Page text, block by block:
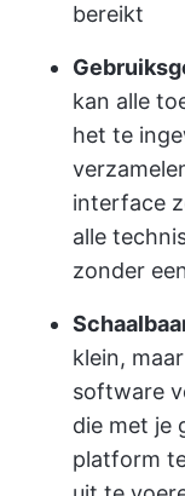
bereikt
kan alle
het te
interface
alle
zonder
klein,
software
die met je
platform